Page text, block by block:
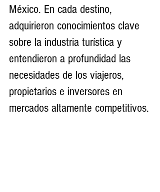
México. En cada destino,
adquirieron conocimientos clave
sobre la industria turística y
entendieron a profundidad las
necesidades de los viajeros,
propietarios e inversores en
mercados altamente competitivos.